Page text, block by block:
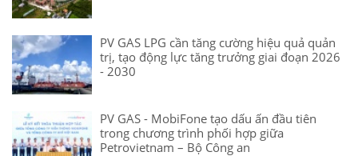
PV GAS LPG cần tăng cường hiệu quả quản
trị, tạo động lực tăng trưởng giai đoạn 2026
- 2030
PV GAS - MobiFone tạo dấu ấn đầu tiên
trong chương trình phối hợp giữa
Petrovietnam – Bộ Công an